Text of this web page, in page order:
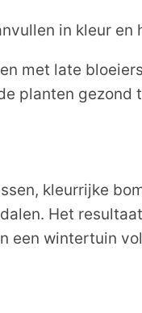
in kleur en
met late
planten gezond
kleurrijke
Het
een wintertuin